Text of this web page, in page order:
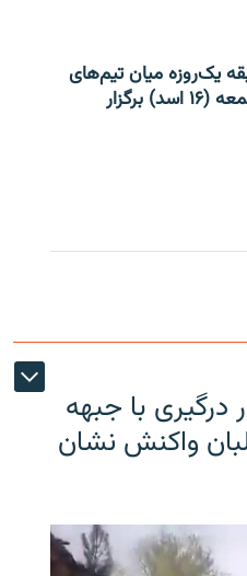
یک‌روزه میان تیم‌های
کرکت افغانستان و ایرلند، روز جمعه (۱۶ اسد) برگزار
درگیری با جبهه
واکنش نشان